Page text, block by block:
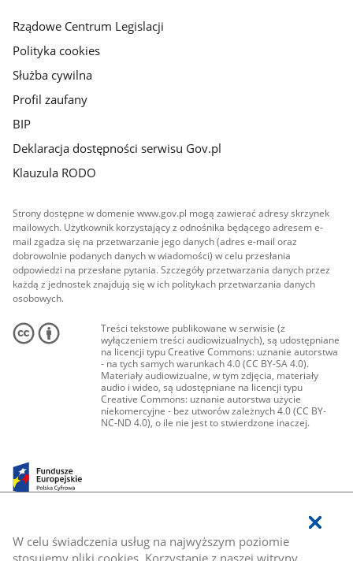
W celu świadczenia usług na najwyższym poziomie
stosujemy pliki cookies. Korzystanie z naszej witryny
Rządowe Centrum Legislacji
Polityka cookies
Służba cywilna
Profil zaufany
BIP
Deklaracja dostępności serwisu Gov.pl
Klauzula RODO
Strony dostępne w domenie www.gov.pl mogą zawierać adresy skrzynek
mailowych. Użytkownik korzystający z odnośnika będącego adresem e-
mail zgadza się na przetwarzanie jego danych (adres e-mail oraz
dobrowolnie podanych danych w wiadomości) w celu przesłania
odpowiedzi na przesłane pytania. Szczegóły przetwarzania danych przez
każdą z jednostek znajdują się w ich politykach przetwarzania danych
osobowych.
Treści tekstowe publikowane w serwisie (z
wyłączeniem treści audiowizualnych), są udostępniane
na licencji typu Creative Commons: uznanie autorstwa
- na tych samych warunkach 4.0 (CC BY-SA 4.0).
Materiały audiowizualne, w tym zdjęcia, materiały
audio i wideo, są udostępniane na licencji typu
Creative Commons: uznanie autorstwa użycie
niekomercyjne - bez utworów zależnych 4.0 (CC BY-
NC-ND 4.0), o ile nie jest to stwierdzone inaczej.